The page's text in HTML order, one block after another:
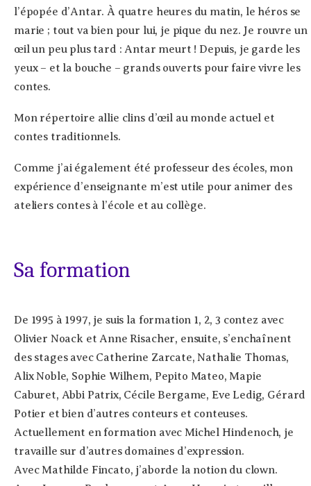
l’épopée d’Antar. À quatre heures du matin, le héros se
marie ; tout va bien pour lui, je pique du nez. Je rouvre un
œil un peu plus tard : Antar meurt ! Depuis, je garde les
yeux – et la bouche – grands ouverts pour faire vivre les
contes.
Mon répertoire allie clins d’œil au monde actuel et
contes traditionnels.
Comme j’ai également été professeur des écoles, mon
expérience d’enseignante m’est utile pour animer des
ateliers contes à l’école et au collège.
Sa formation
De 1995 à 1997, je suis la formation 1, 2, 3 contez avec
Olivier Noack et Anne Risacher, ensuite, s’enchaînent
des stages avec Catherine Zarcate, Nathalie Thomas,
Alix Noble, Sophie Wilhem, Pepito Mateo, Mapie
Caburet, Abbi Patrix, Cécile Bergame, Eve Ledig, Gérard
Potier et bien d’autres conteurs et conteuses.
Actuellement en formation avec Michel Hindenoch, je
travaille sur d’autres domaines d’expression.
Avec Mathilde Fincato, j’aborde la notion du clown.